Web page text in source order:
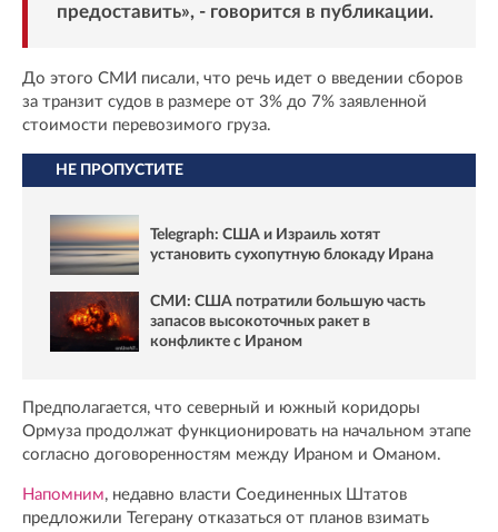
предоставить», - говорится в публикации.
До этого СМИ писали, что речь идет о введении сборов
за транзит судов в размере от 3% до 7% заявленной
стоимости перевозимого груза.
НЕ ПРОПУСТИТЕ
Telegraph: США и Израиль хотят
установить сухопутную блокаду Ирана
СМИ: США потратили большую часть
запасов высокоточных ракет в
конфликте с Ираном
Предполагается, что северный и южный коридоры
Ормуза продолжат функционировать на начальном этапе
согласно договоренностям между Ираном и Оманом.
Напомним, недавно власти Соединенных Штатов
предложили Тегерану отказаться от планов взимать